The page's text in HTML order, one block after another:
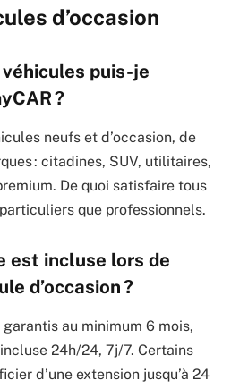
d’occasion
puis-je
?
neufs et d’occasion, de
: citadines, SUV, utilitaires,
De quoi satisfaire tous
que professionnels.
est incluse lors de
d’occasion ?
au minimum 6 mois,
24h/24, 7j/7. Certains
d’une extension jusqu’à 24